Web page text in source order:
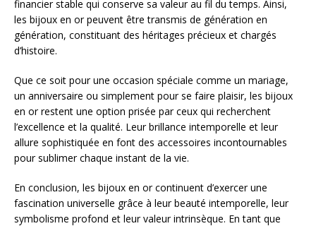
financier stable qui conserve sa valeur au fil du temps. Ainsi,
les bijoux en or peuvent être transmis de génération en
génération, constituant des héritages précieux et chargés
d’histoire.
Que ce soit pour une occasion spéciale comme un mariage,
un anniversaire ou simplement pour se faire plaisir, les bijoux
en or restent une option prisée par ceux qui recherchent
l’excellence et la qualité. Leur brillance intemporelle et leur
allure sophistiquée en font des accessoires incontournables
pour sublimer chaque instant de la vie.
En conclusion, les bijoux en or continuent d’exercer une
fascination universelle grâce à leur beauté intemporelle, leur
symbolisme profond et leur valeur intrinsèque. En tant que